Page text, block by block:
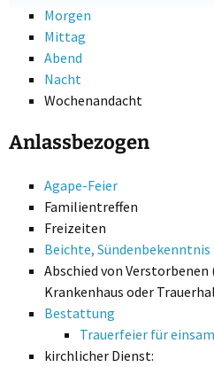
Morgen
Mittag
Abend
Nacht
Wochenandacht
Anlassbezogen
Agape-Feier
Familientreffen
Freizeiten
Beichte, Sündenbekenntnis
Abschied von
Krankenhaus oder
Bestattung
Trauerfeier für
kirchlicher Dienst: